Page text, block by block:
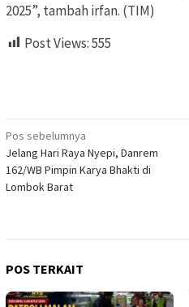
2025”, tambah irfan. (TIM)
Post Views:555
Navigasi
pos
Pos sebelumnya
Jelang Hari Raya Nyepi, Danrem
162/WB Pimpin Karya Bhakti di
Lombok Barat
POS TERKAIT